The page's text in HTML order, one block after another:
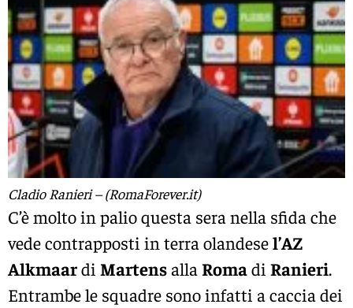
Cladio Ranieri – (RomaForever.it)
C’è molto in palio questa sera nella sfida che
vede contrapposti in terra olandesel’AZ
Alkmaardi Martensalla Romadi Ranieri.
Entrambe le squadre sono infatti a caccia dei